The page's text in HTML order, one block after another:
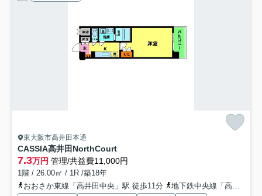
東大阪市高井田本通
CASSIA高井田NorthCourt
7.3万円 管理/共益費11,000円
1階 / 26.00㎡ / 1R /築18年
おおさか東線「高井田中央」駅 徒歩11分
地下鉄中央線「高井田」駅 徒歩11分